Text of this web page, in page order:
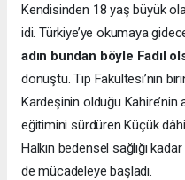
Kendisinden 18 yaş büyük
idi. Türkiye’ye okumaya
adın bundan böyle Fadıl
dönüştü. Tıp Fakültesi’nin
Kardeşinin olduğu Kahire’nin
eğitimini sürdüren Küçük
Halkın bedensel sağlığı
de mücadeleye başladı.